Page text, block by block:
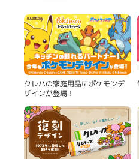
クレハの家庭用品にポケモンデ
ザインが登場！